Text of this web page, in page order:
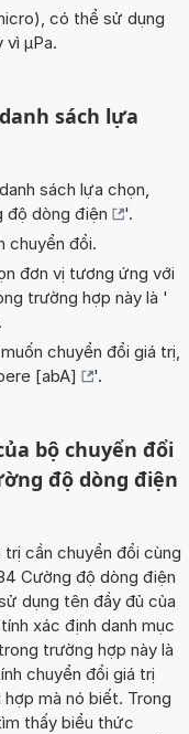
có thể sử dụng
vì µPa.
sách lựa
sách lựa chọn,
độ dòng điện
'.
chuyển đổi.
đơn vị tương ứng với
trường hợp này là '
chuyển đổi giá trị,
[abA] '.
bộ chuyển đổi
độ dòng điện
trị cần chuyển đổi cùng
Cường độ dòng điện
dụng tên đầy đủ của
xác định danh mục
trường hợp này là
chuyển đổi giá trị
mà nó biết. Trong
thấy biểu thức